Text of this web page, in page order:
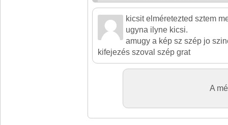
kicsit elméretezted sztem
ugyna ilyne kicsi.
amugy a kép sz szép jo
kifejezés szoval szép grat
A